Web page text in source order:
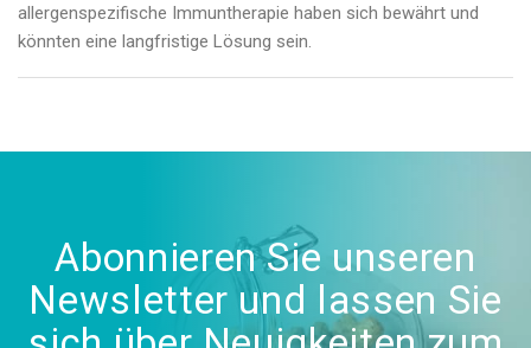
allergenspezifische Immuntherapie haben sich bewährt und
könnten eine langfristige Lösung sein.
Abonnieren Sie unseren
Newsletter und lassen Sie